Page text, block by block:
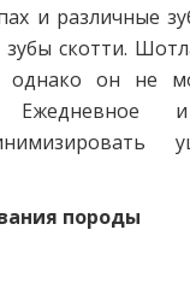
и различные
скотти.
однако он не
Ежедневное
породы